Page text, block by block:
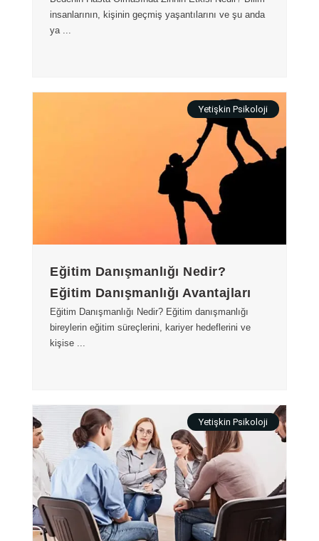
insanlarının, kişinin geçmiş yaşantılarını ve şu anda
ya ...
Yetişkin Psikoloji
Eğitim Danışmanlığı Nedir?
Eğitim Danışmanlığı Avantajları
Eğitim Danışmanlığı Nedir? Eğitim danışmanlığı
bireylerin eğitim süreçlerini, kariyer hedeflerini ve
kişise ...
Yetişkin Psikoloji